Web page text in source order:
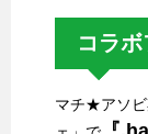
コラ
マチ★アソビ